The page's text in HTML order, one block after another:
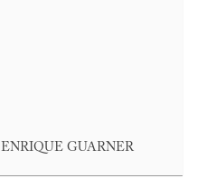
ENRIQUE GUARNER